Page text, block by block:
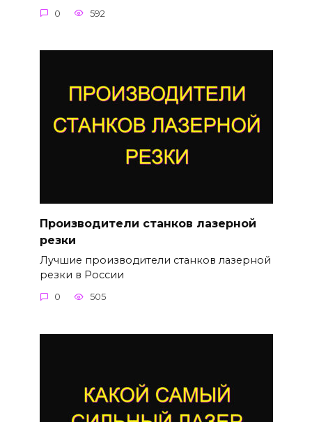
0 592
Производители станков лазерной
резки
Лучшие производители станков лазерной
резки в России
0 505